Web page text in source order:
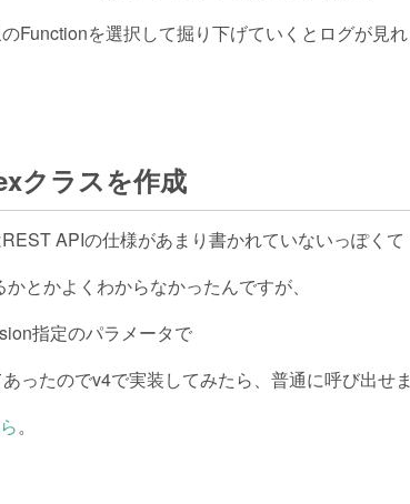
Functionを選択して掘り下げていくとログが見
クラスを作成
APIの仕様があまり書かれていないっぽくて
とかよくわからなかったんですが、
指定のパラメータで
ったのでv4で実装してみたら、普通に呼び出せ
。